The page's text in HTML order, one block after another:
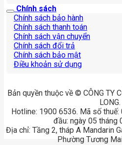
Chính sách
Chính sách bảo hành
Chính sách thanh toán
Chính sách vận chuyển
Chính sách đổi trả
Chính sách bảo mật
Điều khoản sử dụng
Bản quyền thuộc về © CÔNG TY
LONG.
Hotline: 1900 6536. Mã số
đầu: ngày 05 tháng
Địa chỉ: Tầng 2, tháp A Mandarin
Phường Tương